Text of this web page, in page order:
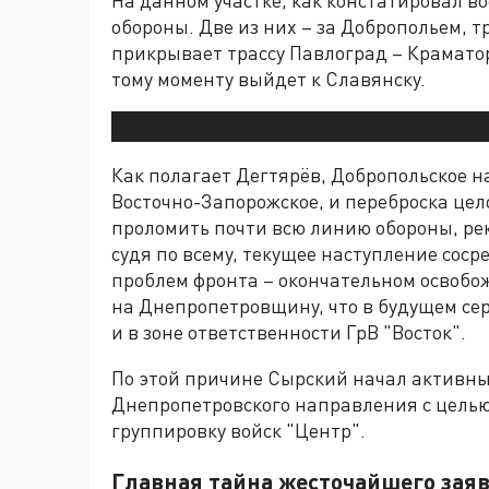
обороны. Две из них – за Добропольем,
прикрывает трассу Павлоград –
тому моменту выйдет к Славянску.
Как полагает Дегтярёв, Добропольское
Восточно-Запорожское, и переброска
проломить почти всю линию обороны,
судя по всему, текущее наступление
проблем фронта – окончательном
на Днепропетровщину, что в будущем
и в зоне ответственности ГрВ "Восток".
По этой причине Сырский начал
Днепропетровского направления с
группировку войск "Центр".
Главная тайна жесточайшего